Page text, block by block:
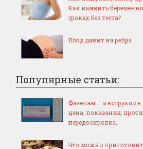
Как выявить
сроках без теста?
Плод давит на ребра
Популярные статьи:
Фазепам —
цена, показания,
передозировка.
Что можно